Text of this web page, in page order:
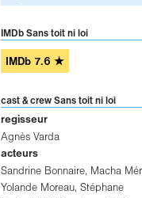
IMDb Sans toit ni loi
IMDb 7.6 ★
cast & crew Sans toit ni loi
regisseur
Agnès Varda
acteurs
Sandrine Bonnaire, Macha
Yolande Moreau, Stéphane